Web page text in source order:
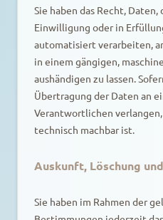
Sie haben das Recht,
Einwilligung oder in
automatisiert verarbeiten,
in einem gängigen,
aushändigen zu lassen.
Übertragung der Daten an
Verantwortlichen
technisch machbar ist.
Auskunft, Löschung
Sie haben im Rahmen der